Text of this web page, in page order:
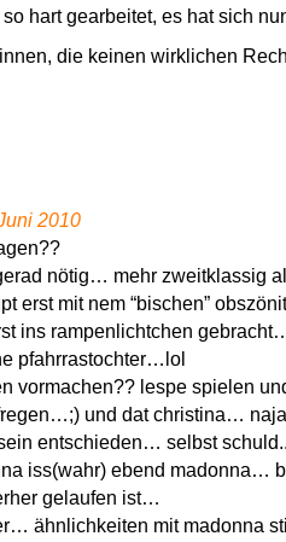
hart gearbeitet, es hat sich
die keinen wirklichen
2010
nötig… mehr zweitklassig
erst mit nem “bischen”
ins rampenlichtchen
pfahrrastochter…lol
vormachen?? lespe spielen
und dat christina…
entschieden… selbst
iss(wahr) ebend madonna…
gelaufen ist…
ähnlichkeiten mit madonna